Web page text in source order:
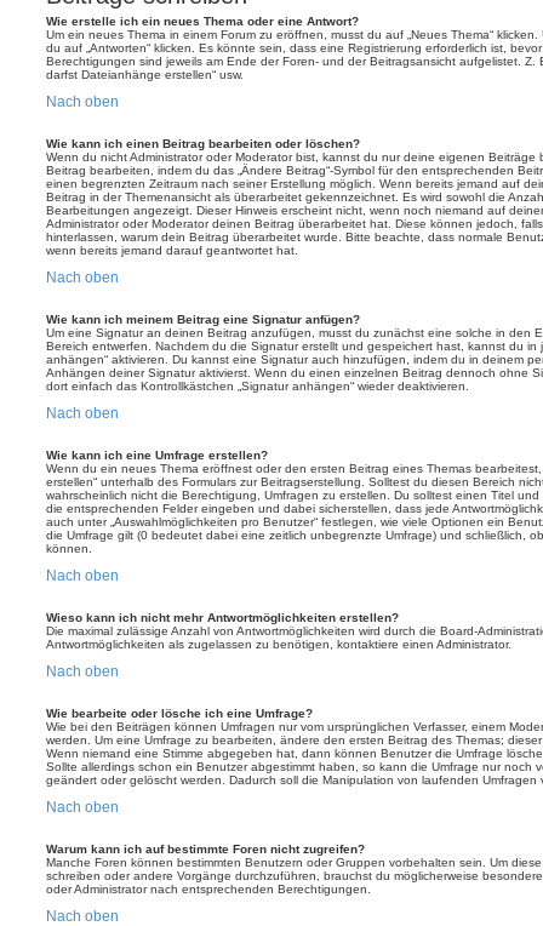
Wie erstelle ich ein neues Thema oder eine Antwort?
Um ein neues Thema in einem Forum zu eröffnen, musst du auf „Neues Thema“
du auf „Antworten“ klicken. Es könnte sein, dass eine Registrierung erforderlich ist,
Berechtigungen sind jeweils am Ende der Foren- und der Beitragsansicht aufgelistet. Z.
darfst Dateianhänge erstellen“ usw.
Nach oben
Wie kann ich einen Beitrag bearbeiten oder löschen?
Wenn du nicht Administrator oder Moderator bist, kannst du nur deine eigenen
Beitrag bearbeiten, indem du das „Ändere Beitrag“-Symbol für den entsprechenden
einen begrenzten Zeitraum nach seiner Erstellung möglich. Wenn bereits jemand auf
Beitrag in der Themenansicht als überarbeitet gekennzeichnet. Es wird sowohl die
Bearbeitungen angezeigt. Dieser Hinweis erscheint nicht, wenn noch niemand auf
Administrator oder Moderator deinen Beitrag überarbeitet hat. Diese können jedoch,
hinterlassen, warum dein Beitrag überarbeitet wurde. Bitte beachte, dass normale
wenn bereits jemand darauf geantwortet hat.
Nach oben
Wie kann ich meinem Beitrag eine Signatur anfügen?
Um eine Signatur an deinen Beitrag anzufügen, musst du zunächst eine solche in den
Bereich entwerfen. Nachdem du die Signatur erstellt und gespeichert hast, kannst du in
anhängen“ aktivieren. Du kannst eine Signatur auch hinzufügen, indem du in deinem
Anhängen deiner Signatur aktivierst. Wenn du einen einzelnen Beitrag dennoch ohne
dort einfach das Kontrollkästchen „Signatur anhängen“ wieder deaktivieren.
Nach oben
Wie kann ich eine Umfrage erstellen?
Wenn du ein neues Thema eröffnest oder den ersten Beitrag eines Themas
erstellen“ unterhalb des Formulars zur Beitragserstellung. Solltest du diesen Bereich
wahrscheinlich nicht die Berechtigung, Umfragen zu erstellen. Du solltest einen Titel
die entsprechenden Felder eingeben und dabei sicherstellen, dass jede
auch unter „Auswahlmöglichkeiten pro Benutzer“ festlegen, wie viele Optionen ein
die Umfrage gilt (0 bedeutet dabei eine zeitlich unbegrenzte Umfrage) und schließlich,
können.
Nach oben
Wieso kann ich nicht mehr Antwortmöglichkeiten erstellen?
Die maximal zulässige Anzahl von Antwortmöglichkeiten wird durch die Board-
Antwortmöglichkeiten als zugelassen zu benötigen, kontaktiere einen Administrator.
Nach oben
Wie bearbeite oder lösche ich eine Umfrage?
Wie bei den Beiträgen können Umfragen nur vom ursprünglichen Verfasser, einem
werden. Um eine Umfrage zu bearbeiten, ändere den ersten Beitrag des Themas;
Wenn niemand eine Stimme abgegeben hat, dann können Benutzer die Umfrage
Sollte allerdings schon ein Benutzer abgestimmt haben, so kann die Umfrage nur noch
geändert oder gelöscht werden. Dadurch soll die Manipulation von laufenden Umfragen
Nach oben
Warum kann ich auf bestimmte Foren nicht zugreifen?
Manche Foren können bestimmten Benutzern oder Gruppen vorbehalten sein. Um
schreiben oder andere Vorgänge durchzuführen, brauchst du möglicherweise
oder Administrator nach entsprechenden Berechtigungen.
Nach oben